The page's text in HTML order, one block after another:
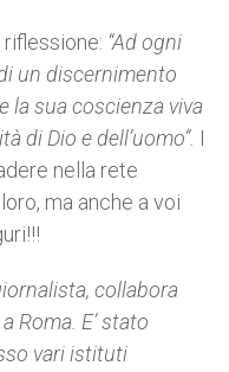
“Ad ogni
un discernimento
la sua coscienza viva
di Dio e dell’uomo”. I
nella rete
ma anche a voi
collabora
Roma. E’ stato
vari istituti